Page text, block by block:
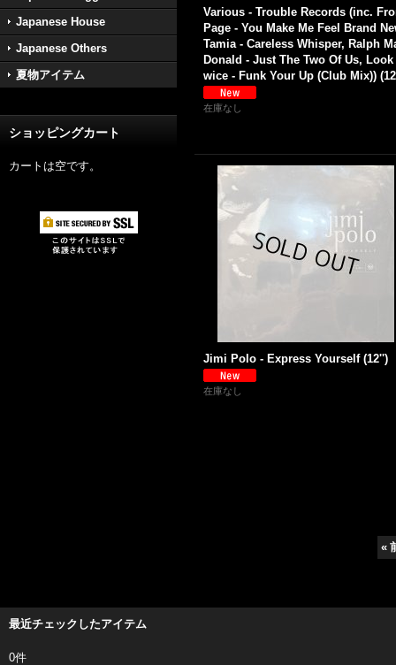
Japanese House
Japanese Others
夏物アイテム
ショッピングカート
カートは空です。
Various - Trouble Records (inc.
Page - You Make Me Feel Brand
Tamia - Careless Whisper, Ralph
Donald - Just The Two Of Us, Look
wice - Funk Your Up (Club Mix))
在庫なし
Jimi Polo - Express Yourself (12'')
在庫なし
«
最近チェックしたアイテム
0件